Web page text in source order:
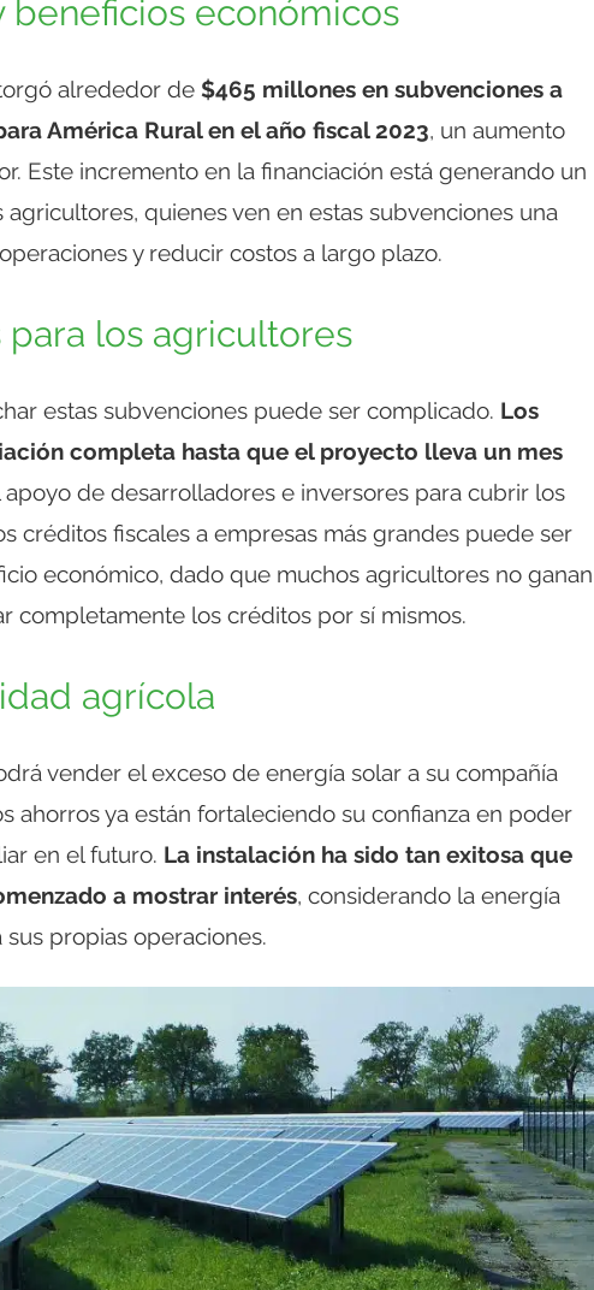
económicos
alrededor de $465 millones en subvenciones a
América Rural en el año fiscal 2023, un aumento
Este incremento en la financiación está generando un
quienes ven en estas subvenciones una
y reducir costos a largo plazo.
para los agricultores
estas subvenciones puede ser complicado. Los
completa hasta que el proyecto lleva un mes
de desarrolladores e inversores para cubrir los
créditos fiscales a empresas más grandes puede ser
económico, dado que muchos agricultores no ganan
completamente los créditos por sí mismos.
agrícola
vender el exceso de energía solar a su compañía
ahorros ya están fortaleciendo su confianza en poder
en el futuro. La instalación ha sido tan exitosa que
a mostrar interés, considerando la energía
propias operaciones.